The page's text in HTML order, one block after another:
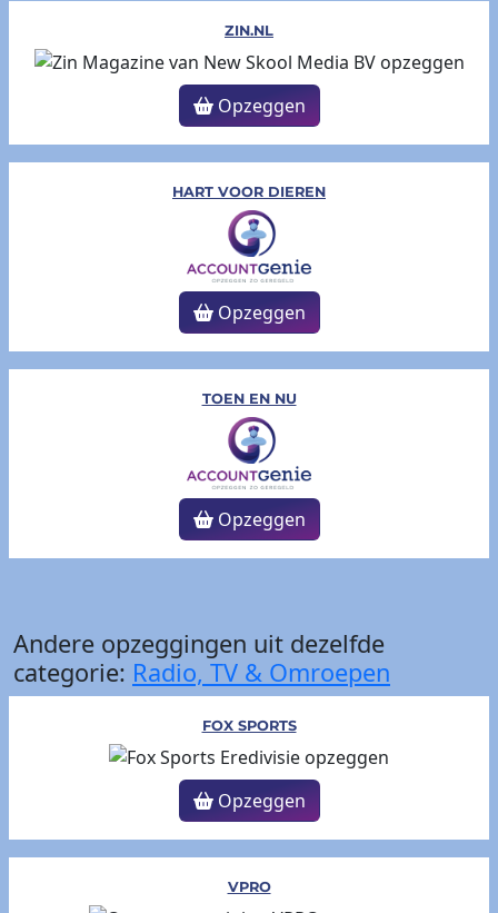
ZIN.NL
Opzeggen
HART VOOR DIEREN
Opzeggen
TOEN EN NU
Opzeggen
Andere opzeggingen uit dezelfde
categorie: Radio, TV & Omroepen
FOX SPORTS
Opzeggen
VPRO